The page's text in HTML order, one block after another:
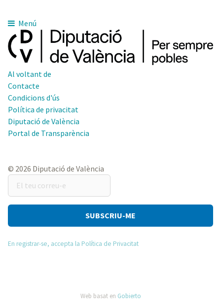
Menú
Al voltant de
Contacte
Condicions d'ús
Política de privacitat
Diputació de València
Portal de Transparència
© 2026 Diputació de València
El
teu
correu-
En registrar-se, accepta la Política de Privacitat
Web basat en Gobierto